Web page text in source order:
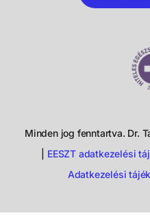
Minden jog fenntartva. Dr.
EESZT adatkezelési
Adatkezelési